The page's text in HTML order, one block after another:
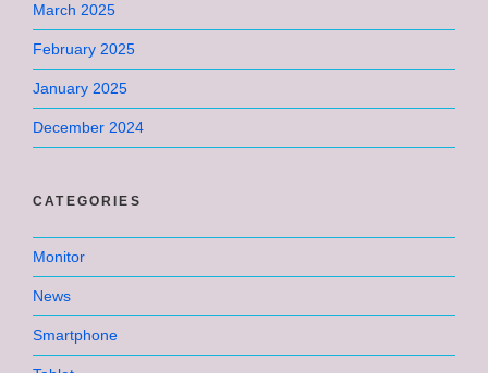
March 2025
February 2025
January 2025
December 2024
CATEGORIES
Monitor
News
Smartphone